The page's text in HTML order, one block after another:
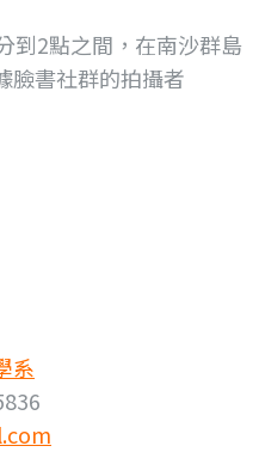
到2點之間，在南沙群島
臉書社群的拍攝者
系